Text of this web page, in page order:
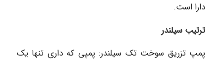
دارا است.
ترتيب سيلندر
پمپ تزریق سوخت تک سیلندر: پمپی که داری تنها یک